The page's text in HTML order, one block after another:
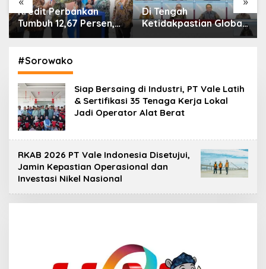
Di Tengah
Ketidakpastian Global,
OJK Pastikan
Keuangan Tetap
Terjaga
IHSG Menguat, Jumlah
Investor Pasar Modal
Tembus 30 Juta per
#Sorowako
Siap Bersaing di Industri, PT Vale Latih
& Sertifikasi 35 Tenaga Kerja Lokal
Jadi Operator Alat Berat
RKAB 2026 PT Vale Indonesia Disetujui,
Jamin Kepastian Operasional dan
Investasi Nikel Nasional